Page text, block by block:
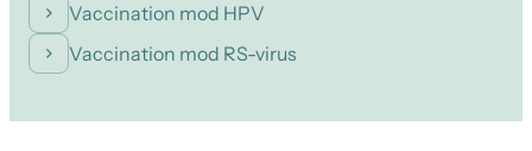
Vaccination mod HPV
Vaccination mod RS-virus